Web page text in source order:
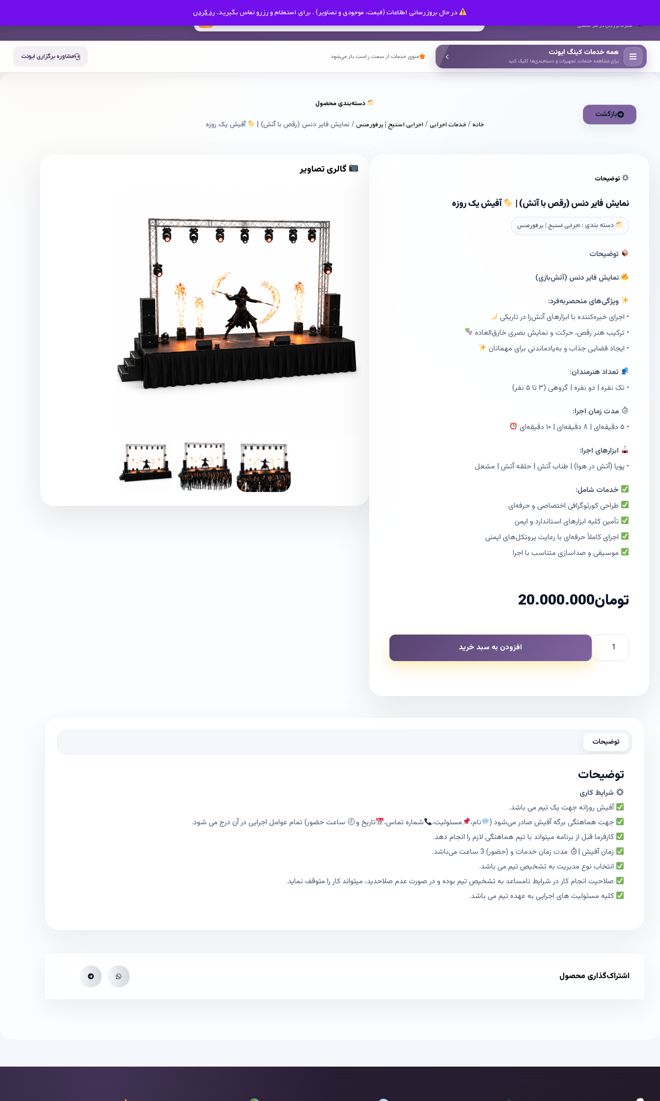
در حال بروزرسانی اطلاعات (قیمت، موجودی و تصاویر) . برای استعلام و رزرو تماس بگیرید. رد کردن
همراه بزرگان در هر صنعتی
همه خدمات کینگ ایونت
برای مشاهده خدمات، تجهیزات و دسته‌بندی‌ها کلیک کنید
منوی خدمات از سمت راست باز می‌شود مشاوره برگزاری ایونت
بازگشت
دسته‌بندی محصول
خانه/خدمات اجرایی/ اجرایی استیج | پرفورمنس/ نمایش فایر دنس (رقص با آتش‌) | آفیش یک روزه
گالری تصاویر
توضیحات
نمایش فایر دنس (رقص با آتش‌) | آفیش یک روزه
دسته بندی : اجرایی استیج | پرفورمنس
توضیحات
نمایش فایر دنس (آتش‌بازی)
ویژگی‌های منحصربه‌فرد:
• اجرای خیره‌کننده با ابزارهای آتش‌زا در تاریکی
• ترکیب هنر رقص، حرکت و نمایش بصری خارق‌العاده
• ایجاد فضایی جذاب و به‌یادماندنی برای مهمانان
تعداد هنرمندان:
• تک نفره | دو نفره | گروهی (۳ تا ۵ نفر)
مدت زمان اجرا:
• ۵ دقیقه‌ای | ۸ دقیقه‌ای | ۱۰ دقیقه‌ای
ابزارهای اجرا:
• پویا (آتش در هوا) | طناب آتش | حلقه آتش | مشعل
خدمات شامل:
طراحی کورئوگرافی اختصاصی و حرفه‌ای
تأمین کلیه ابزارهای استاندارد و ایمن
اجرای کاملاً حرفه‌ای با رعایت پروتکل‌های ایمنی
موسیقی و صداسازی متناسب با اجرا
تومان20.000.000
افزودن به سبد خرید
توضیحات
توضیحات
شرایط کاری
آفیش روزانه جهت یک تیم می باشد.
جهت هماهنگی برگه آفیش صادر می‌شود (
نام، مسئولیت، شماره تماس، تاریخ و
ساعت حضور) تمام عوامل اجرایی در آن درج می شود.
کارفرما قبل از برنامه میتواند با تیم هماهنگی لازم را انجام دهد.
زمان آفیش |
مدت زمان خدمات و (حضور) 3 ساعت می‌باشد.
انتخاب نوع مدیریت به تشخیص تیم می باشد.
صلاحیت انجام کار در شرایط نامساعد به تشخیص تیم بوده و در صورت عدم صلاحدید، میتواند کار را متوقف نماید.
کلیه مسئولیت های اجرایی به عهده تیم می باشد.
اشتراک‌گذاری محصول